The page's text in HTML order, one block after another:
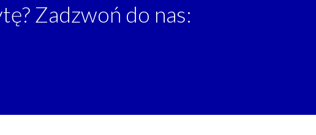
Zadzwoń do nas: